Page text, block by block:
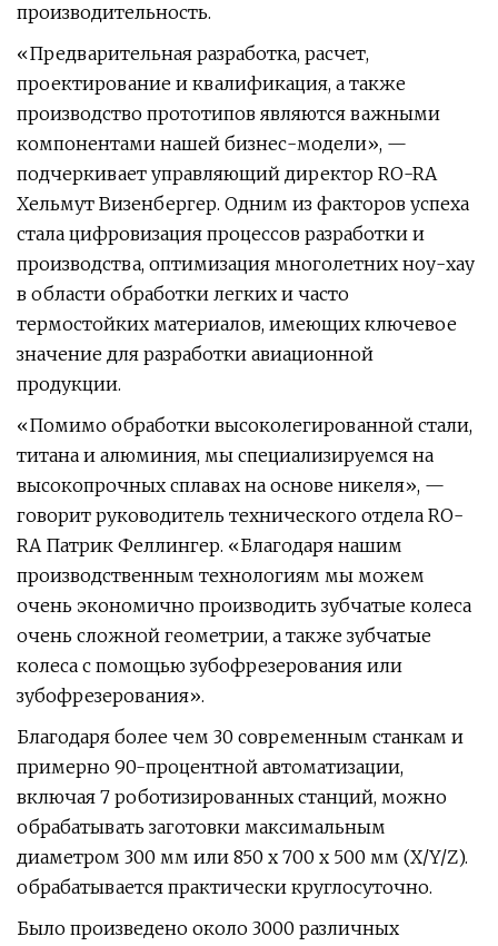
производительность.
«Предварительная разработка, расчет,
проектирование и квалификация, а также
производство прототипов являются важными
компонентами нашей бизнес-модели», —
подчеркивает управляющий директор RO-RA
Хельмут Визенбергер. Одним из факторов успеха
стала цифровизация процессов разработки и
производства, оптимизация многолетних ноу-хау
в области обработки легких и часто
термостойких материалов, имеющих ключевое
значение для разработки авиационной
продукции.
«Помимо обработки высоколегированной стали,
титана и алюминия, мы специализируемся на
высокопрочных сплавах на основе никеля», —
говорит руководитель технического отдела RO-
RA Патрик Феллингер. «Благодаря нашим
производственным технологиям мы можем
очень экономично производить зубчатые колеса
очень сложной геометрии, а также зубчатые
колеса с помощью зубофрезерования или
зубофрезерования».
Благодаря более чем 30 современным станкам и
примерно 90-процентной автоматизации,
включая 7 роботизированных станций, можно
обрабатывать заготовки максимальным
диаметром 300 мм или 850 x 700 x 500 мм (X/Y/Z).
обрабатывается практически круглосуточно.
Было произведено около 3000 различных